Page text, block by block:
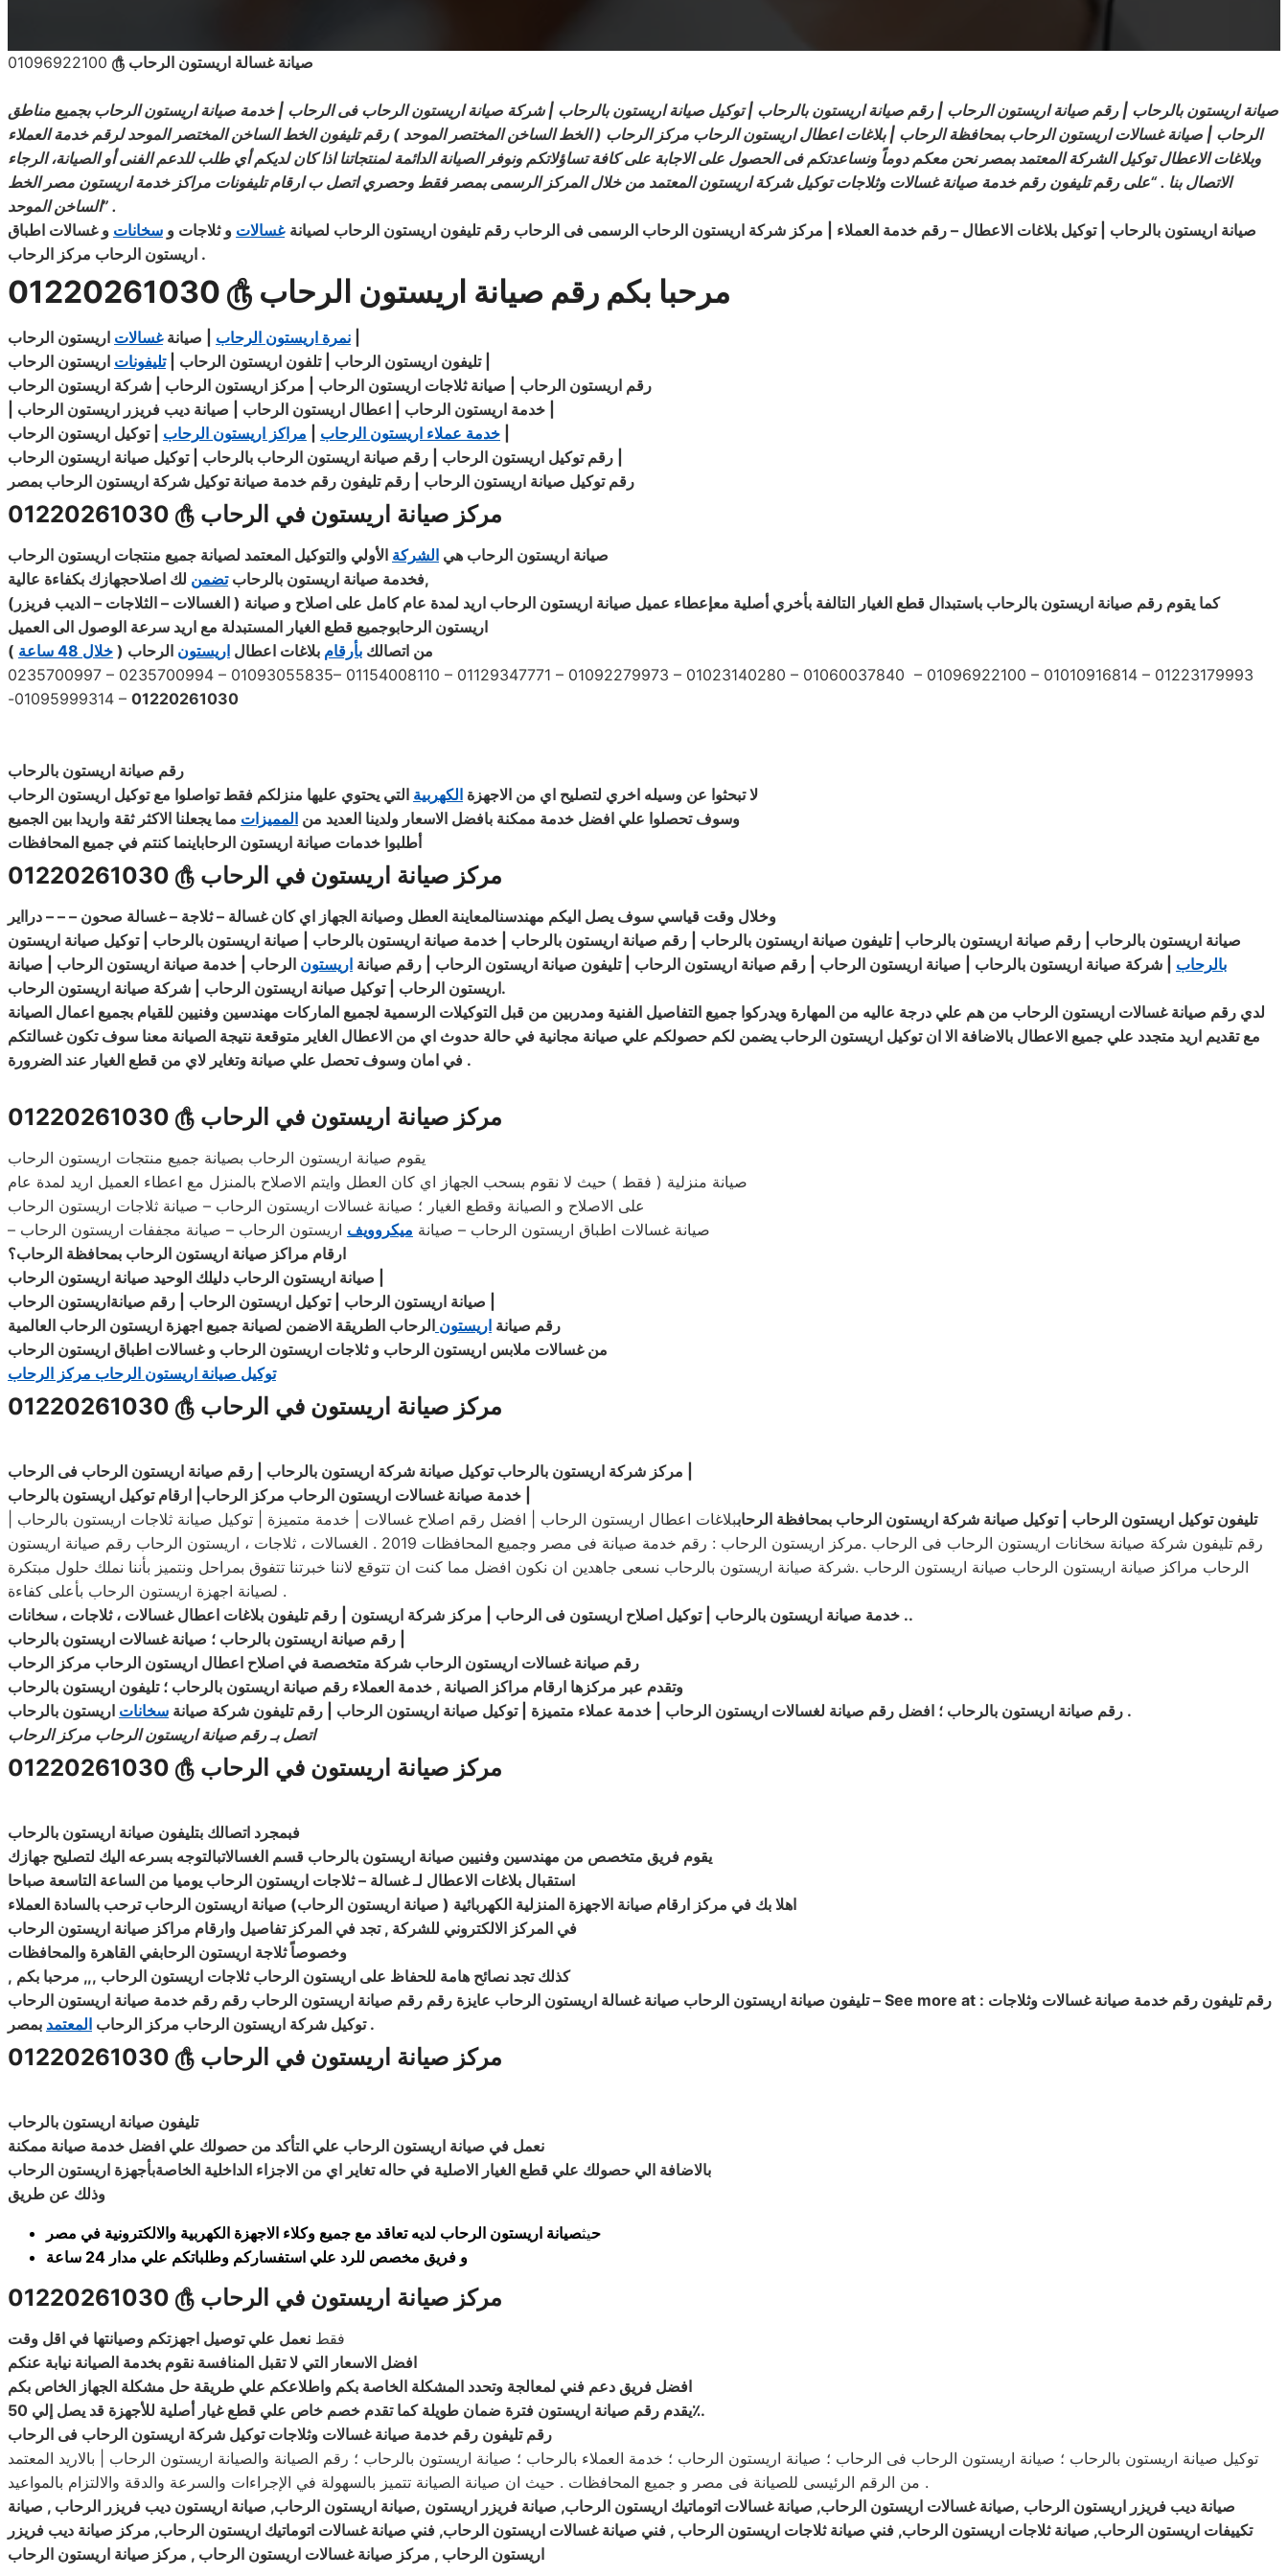
صيانة غسالة اريستون الرحاب ௹
صيانة اريستون بالرحاب | رقم صيانة اريستون الرحاب | رقم صيانة اريستون بالرحاب | توكيل صيانة اريستون بالرحاب | شركة صيانة اريستون الرحاب فى الرحاب | خدمة صيانة اريستون الرحاب بجميع مناطق
الرحاب | صيانة غسالات اريستون الرحاب بمحافظة الرحاب | بلاغات اعطال اريستون الرحاب مركز الرحاب ( الخط الساخن المختصر الموحد ) رقم تليفون الخط الساخن المختصر الموحد لرقم خدمة العملاء
وبلاغات الاعطال توكيل الشركة المعتمد بمصر نحن معكم دوماً ونساعدتكم فى الحصول على الاجابة على كافة تساؤلاتكم ونوفر الصيانة الدائمة لمنتجاتنا اذا كان لديكم أي طلب للدعم الفنى أو الصيانة، الرجاء
الاتصال بنا . “على رقم تليفون رقم خدمة صيانة غسالات وثلاجات توكيل شركة اريستون المعتمد من خلال المركز الرسمى بمصر فقط وحصرياتصل ب ارقام تليفونات مراكز خدمة اريستون مصر الخط
الساخن الموحد” .
صيانة اريستون بالرحاب
|توكيل بلاغات الاعطال – رقم خدمة العملاء | مركز شركة اريستون الرحاب الرسمى فى الرحاب رقم تليفون اريستون الرحاب لصيانة غسالات و ثلاجات و سخانات و غسالات اطباق
.
مرحبا بكم رقم صيانة اريستون الرحاب ௹
01220261030
نمرة اريستون الرحاب | صيانةغسالات
تليفون اريستون الرحاب | تلفون اريستون الرحاب |تليفونات اريستون الرحاب
رقم اريستون الرحاب | صيانةثلاجات اريستون الرحاب مركز اريستون الرحاب | شركة اريستون الرحاب
خدمة اريستون الرحاب | اعطال اريستون الرحاب | صيانة ديب فريزر اريستون
خدمة عملاء اريستون الرحاب
مراكز اريستون الرحاب | توكيل اريستون
رقم توكيل اريستون الرحاب | رقم صيانة اريستون
رقم توكيل صيانة اريستون الرحاب | رقم تليفون رقم خدمة صيانة توكيل شركة اريستون الرحاب بمصر
مركز صيانة اريستون في الرحاب ௹
01220261030
صيانة اريستون الرحاب هي الشركة الأولي والتوكيل المعتمد لصيانة جميع منتجات اريستون الرحاب
فخدمة صيانة اريستون بالرحابتضمن لك اصلاحجهازك بكفاءة عالية
,
كما يقوم رقم صيانة اريستون بالرحاب باستبدال قطع الغيار التالفة بأخري أصلية معإعطاء عميل صيانة اريستون الرحاب اريد لمدة عام كامل على اصلاح و صيانة ( الغسالات – الثلاجات – الديب فريزر )
اريستون الرحابوجميع قطع الغيار المستبدلة مع اريد سرعة الوصول الى العميل
(
خلال 48 ساعة ) من اتصالك بأرقام بلاغات اعطال اريستون الرحاب
0235700997 – 0235700994 – 01093055835– 01154008110 – 01129347771 – 01092279973 – 01023140280 – 01060037840 – 01096922100 – 01010916814 – 01223179993
-01095999314 – 01220261030
رقم صيانة اريستون بالرحاب
لا تبحثوا عن وسيله اخري لتصليح اي من الاجهزة الكهربية التي يحتوي عليها منزلكم فقط تواصلوا مع توكيل اريستون الرحاب
وسوف تحصلوا علي افضل خدمة ممكنة بافضل الاسعار ولدينا العديد من المميزات مما يجعلنا الاكثر ثقة واريدا بين الجميع
أطلبوا خدمات صيانة اريستون الرحاباينما كنتم في جميع المحافظات
مركز صيانة اريستون في الرحاب ௹
01220261030
وخلال وقت قياسي سوف يصل اليكم مهندسنالمعاينة العطل وصيانة الجهاز اي كان غسالة – ثلاجة – غسالة صحون – – – درااير
صيانة اريستون بالرحاب | رقم صيانة اريستون بالرحاب | تليفون صيانة اريستون بالرحاب | رقم صيانة اريستون بالرحاب | خدمة صيانة اريستون بالرحاب | صيانة اريستون بالرحاب | توكيل صيانة اريستون
بالرحاب | شركة صيانة اريستون بالرحاب | صيانة اريستون الرحاب | رقم صيانة اريستون الرحاب | تليفون صيانة اريستون الرحاب | رقم صيانة اريستون الرحاب | خدمة صيانة اريستون الرحاب | صيانة
اريستون الرحاب | توكيل صيانة اريستون الرحاب | شركة صيانة اريستون الرحاب
.
لدي رقم صيانة غسالات اريستون الرحاب من هم علي درجة عاليه من المهارة ويدركوا جميع التفاصيل الفنية ومدربين من قبل التوكيلات الرسمية لجميع الماركات مهندسين وفنيين للقيام بجميع اعمال الصيانة
مع تقديم اريد متجدد علي جميع الاعطال بالاضافة الا ان توكيل اريستون الرحاب يضمن لكم حصولكم علي صيانة مجانية في حالة حدوث اي من الاعطال الغاير متوقعة نتيجة الصيانة معنا سوف تكون غسالتكم
في امان وسوف تحصل علي صيانة وتغاير لاي من قطع الغيار عند الضرورة .
مركز صيانة اريستون في الرحاب ௹
01220261030
يقوم صيانة اريستون الرحاب بصيانة جميع منتجات اريستون الرحاب
صيانة منزلية ( فقط ) حيث لا نقوم بسحب الجهاز اي كان العطل وايتم الاصلاح بالمنزل مع اعطاء العميل اريد لمدة عام
على الاصلاح و الصيانة وقطع الغيار ؛ صيانة غسالات اريستون الرحاب – صيانة ثلاجات اريستون الرحاب
– صيانة غسالات اطباق اريستون الرحاب – صيانة ميكروويف اريستون الرحاب – صيانة مجففات اريستون الرحاب
ارقام مراكز صيانة اريستون الرحاب بمحافظة الرحاب؟
صيانة اريستون الرحاب | توكيل اريستون الرحاب | رقم صيانةاريستون
رقم صيانة اريستون الرحاب الطريقة الاضمن لصيانة جميع اجهزة اريستون الرحاب العالمية
من غسالات ملابس اريستون الرحاب وثلاجات اريستون الرحاب و غسالات اطباق اريستون الرحاب
توكيل صيانة اريستون الرحاب مركز الرحاب
مركز صيانة اريستون في الرحاب ௹
01220261030
تليفون توكيل اريستون الرحاب | توكيل صيانة شركة اريستون الرحاب بمحافظة الرحاببلاغات اعطال اريستون الرحاب | افضل رقم اصلاح غسالات | خدمة متميزة | توكيل صيانة ثلاجات اريستون بالرحاب |
رقم تليفون شركة صيانة سخانات اريستون الرحاب فى الرحاب .مركز اريستون الرحاب : رقم خدمة صيانة فى مصر وجميع المحافظات 2019 . الغسالات ، ثلاجات ، اريستون الرحاب رقم صيانة اريستون
الرحاب مراكز صيانة اريستون الرحاب صيانة اريستون الرحاب .شركة صيانة اريستون بالرحاب نسعى جاهدين ان نكون افضل مما كنت ان تتوقع لاننا خبرتنا تتفوق بمراحل ونتميز بأننا نملك حلول مبتكرة
لصيانة اجهزة اريستون الرحاب بأعلى كفاءة .
خدمة صيانة اريستون بالرحاب | توكيل اصلاح اريستون فى الرحاب | مركز شركة اريستون | رقم تليفون بلاغات اعطال غسالات ، ثلاجات ، سخانات ..
رقم صيانة غسالات اريستون الرحاب شركة متخصصة في اصلاح اعطال اريستون الرحاب مركز الرحاب
وتقدم عبر مركزها ارقام مراكز الصيانة , خدمة العملاء رقم صيانة اريستون بالرحاب ؛ تليفون اريستون بالرحاب
رقم صيانة اريستون بالرحاب ؛ افضل رقم صيانة لغسالات اريستون الرحاب | خدمة عملاء متميزة | توكيل صيانة اريستون الرحاب | رقم تليفون شركة صيانة سخانات
.
اتصل بـ رقم صيانة اريستون الرحاب مركز الرحاب
مركز صيانة اريستون في الرحاب ௹
01220261030
فبمجرد اتصالك بتليفون صيانة اريستون بالرحاب
يقوم فريق متخصص من مهندسين وفنيين صيانة اريستون بالرحاب قسم الغسالاتبالتوجه بسرعه اليك لتصليح جهازك
استقبال بلاغات الاعطال لـ غسالة –ثلاجات اريستون الرحاب يوميا من الساعة التاسعة صباحا
اهلا بك في مركز ارقام صيانة الاجهزة المنزلية الكهربائية ( صيانة اريستون الرحاب) صيانة اريستون الرحاب ترحب بالسادة العملاء
في المركز الالكتروني للشركة , تجد في المركز تفاصيل وارقام مراكز صيانة اريستون الرحاب
وخصوصاً ثلاجة اريستون الرحابفي القاهرة والمحافظات
, كذلك تجد نصائح هامة للحفاظ على اريستون الرحاب ثلاجات اريستون الرحاب ,,, مرحبا بكم
تليفون صيانة اريستون الرحاب صيانة غسالة اريستون الرحاب عايزة رقم رقم صيانة اريستون الرحاب رقم رقم خدمة صيانة اريستون الرحاب– See more at : رقم تليفون رقم خدمة صيانة غسالات وثلاجات
توكيل شركة اريستون الرحاب مركز الرحاب المعتمد بمصر .
مركز صيانة اريستون في الرحاب ௹
01220261030
تليفون صيانة اريستون بالرحاب
نعمل في صيانة اريستون الرحاب علي التأكد من حصولك علي افضل خدمة صيانة ممكنة
بالاضافة الي حصولك علي قطع الغيار الاصلية في حاله تغاير اي من الاجزاء الداخلية الخاصةبأجهزة اريستون الرحاب
وذلك عن طريق
حيثصيانة اريستون الرحاب لديه تعاقد مع جميع وكلاء الاجهزة الكهربية والالكترونية في مصر
و فريق مخصص للرد علي استفساركم وطلباتكم علي مدار 24 ساعة
مركز صيانة اريستون في الرحاب ௹
01220261030
فقط نعمل علي توصيل اجهزتكم وصيانتها في اقل وقت
افضل الاسعار التي لا تقبل المنافسة نقوم بخدمة الصيانة نيابة عنكم
افضل فريق دعم فني لمعالجة وتحدد المشكلة الخاصة بكم واطلاعكم علي طريقة حل مشكلة الجهاز الخاص بكم
يقدم رقم صيانة اريستون فترة ضمان طويلة كما تقدم خصم خاص علي قطع غيار أصلية للأجهزة قد يصل إلي 50٪.
رقم تليفون رقم خدمة صيانة غسالات وثلاجات توكيل شركة اريستون الرحاب فى الرحاب
توكيل صيانة اريستون بالرحاب ؛ صيانة اريستون الرحاب فى الرحاب ؛ صيانة اريستون الرحاب ؛ خدمة العملاء بالرحاب ؛ صيانة اريستون بالرحاب ؛ رقم الصيانة والصيانة اريستون الرحاب | بالاريد المعتمد
من الرقم الرئيسى للصيانة فى مصر و جميع المحافظات . حيث ان صيانة الصيانة تتميز بالسهولة في الإجراءات والسرعة والدقة والالتزام بالمواعيد .
صيانة ديب فريزر اريستون الرحاب ,صيانة غسالات اريستون الرحاب, صيانة غسالات اتوماتيك اريستون الرحاب, صيانة فريزر اريستون ,صيانة اريستون الرحاب, صيانة اريستون ديب فريزر الرحاب , صيانة
تكييفات اريستون الرحاب, صيانة ثلاجات اريستون الرحاب, فني صيانة ثلاجات اريستون الرحاب , فني صيانة غسالات اريستون الرحاب, فني صيانة غسالات اتوماتيك اريستون الرحاب, مركز صيانة ديب فريزر
اريستون الرحاب , مركز صيانة غسالات اريستون الرحاب , مركز صيانة اريستون الرحاب